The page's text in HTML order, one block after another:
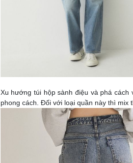
Xu hướng túi hộp sành điệu và phá
phong cách. Đối với loại quần này thì mix